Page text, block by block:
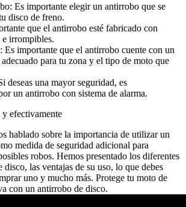
Es importante elegir un antirrobo que se
disco de freno.
que el antirrobo esté fabricado con
e irrompibles.
Es importante que el antirrobo cuente con un
para tu zona y el tipo de moto que
deseas una mayor seguridad, es
un antirrobo con sistema de alarma.
efectivamente
hablado sobre la importancia de utilizar un
medida de seguridad adicional para
robos. Hemos presentado los diferentes
disco, las ventajas de su uso, lo que debes
uno y mucho más. Protege tu moto de
con un antirrobo de disco.